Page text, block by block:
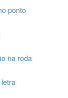
ponto
na roda